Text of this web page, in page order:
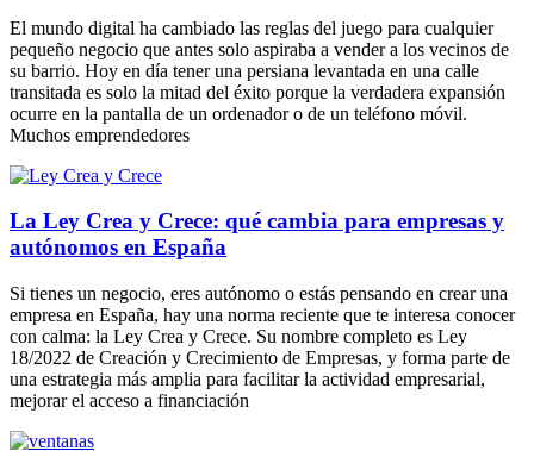
El mundo digital ha cambiado las reglas del juego para cualquier
pequeño negocio que antes solo aspiraba a vender a los vecinos de
su barrio. Hoy en día tener una persiana levantada en una calle
transitada es solo la mitad del éxito porque la verdadera expansión
ocurre en la pantalla de un ordenador o de un teléfono móvil.
Muchos emprendedores
La Ley Crea y Crece: qué cambia para empresas y
autónomos en España
Si tienes un negocio, eres autónomo o estás pensando en crear una
empresa en España, hay una norma reciente que te interesa conocer
con calma: la Ley Crea y Crece. Su nombre completo es Ley
18/2022 de Creación y Crecimiento de Empresas, y forma parte de
una estrategia más amplia para facilitar la actividad empresarial,
mejorar el acceso a financiación